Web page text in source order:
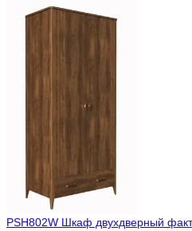
PSH802W Шкаф двухдверный